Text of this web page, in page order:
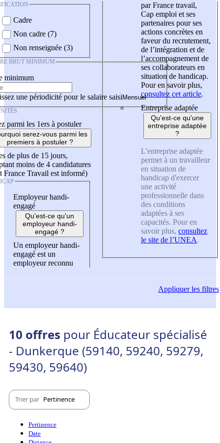
Cadre
Non cadre (7)
Non renseignée (3)
BRUT MINIMUM
minimum
une périodicité pour le salaire saisi
parmi les 1ers à postuler
serez-vous parmi les
premiers à postuler ?
de plus de 15 jours,
moins de 4 candidatures
France Travail est informé)
Employeur handi-
engagé
Qu'est-ce qu'un
employeur handi-
engagé ?
Un employeur handi-
engagé est un
employeur reconnu
par France travail,
Cap emploi et ses
partenaires pour ses
actions concrètes en
faveur du recrutement,
de l’intégration et de
l’accompagnement de
ses collaborateurs en
situation de handicap.
Pour en savoir plus,
consultez cet article.
Entreprise adaptée
Qu'est-ce qu'une
entreprise adaptée
?
L'entreprise adaptée
permet à un travailleur
en situation de
handicap d'exercer
une activité
professionnelle dans
des conditions
adaptées à ses
capacités. Pour en
savoir plus, consultez
le site de l’UNEA.
Appliquerles filtres
10 offres pour Éducateur spécialisé
- Dunkerque (59140, 59240, 59279,
59430, 59640)
Trier par Pertinence
Pertinence
Date